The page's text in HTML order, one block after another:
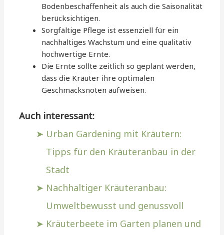
Bodenbeschaffenheit als auch die Saisonalität
berücksichtigen.
Sorgfältige Pflege ist essenziell für ein
nachhaltiges Wachstum und eine qualitativ
hochwertige Ernte.
Die Ernte sollte zeitlich so geplant werden,
dass die Kräuter ihre optimalen
Geschmacksnoten aufweisen.
Auch interessant:
Urban Gardening mit Kräutern:
Tipps für den Kräuteranbau in der
Stadt
Nachhaltiger Kräuteranbau:
Umweltbewusst und genussvoll
Kräuterbeete im Garten planen und